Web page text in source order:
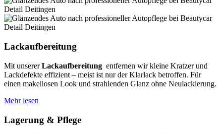
Lackaufbereitung
Mit unsererLackaufbereitung entfernen wir kleine Kratzer und
Lackdefekte effizient – meist ist nur der Klarlack betroffen. Für
einen makellosen Look und strahlenden Glanz ohne Neulackierung.
Mehr lesen
Lagerung & Pflege